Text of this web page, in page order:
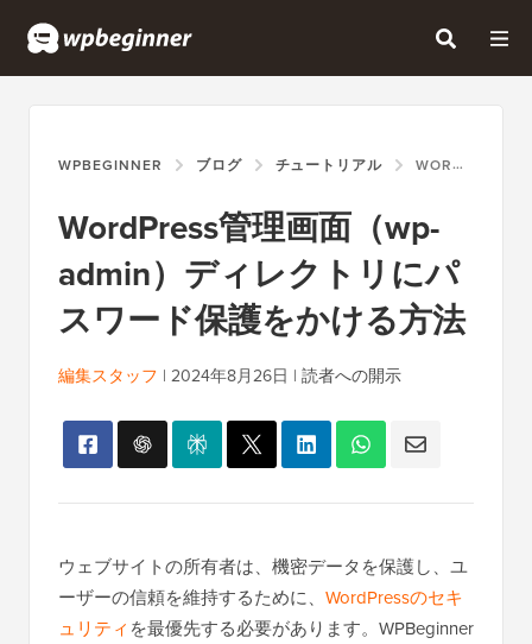
WPBEGINNER ブログ チュートリアル WORDPRESS管理画面（WP-ADMIN）ディレクトリにパスワード保護をかける方法
WordPress管理画面（wp-
admin）ディレクトリにパ
スワード保護をかける方法
編集スタッフ | 2024年8月26日 | 読者への開示
ウェブサイトの所有者は、機密データを保護し、ユ
ーザーの信頼を維持するために、 WordPressのセキ
ュリティ を最優先する必要があります。WPBeginner